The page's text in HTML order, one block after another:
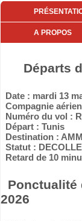
A PROPOS
Départs
Date : mardi 13
Compagnie
Numéro du vol :
Départ : Tunis
Destination :
Statut :
Retard de 10
Ponctualité
2026